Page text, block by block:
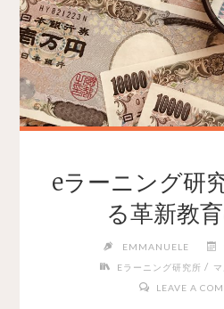
eラーニング研
る革新教
EMMANUELE
Eラーニング研究所 /
LEAVE A